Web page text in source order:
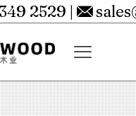
2529 |